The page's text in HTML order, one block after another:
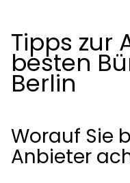
Tipps zur
besten
Berlin
Worauf Sie
Anbieter